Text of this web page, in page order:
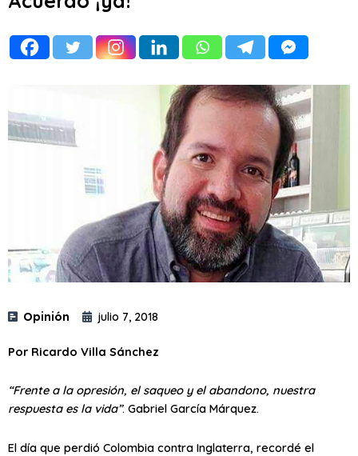
Opinión julio 7, 2018
Por Ricardo Villa Sánchez
“Frente a la opresión, el saqueo y el abandono, nuestra
respuesta es la vida”. Gabriel García Márquez.
El día que perdió Colombia contra Inglaterra, recordé el